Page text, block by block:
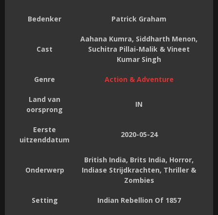
Bedenker Patrick Graham
Cast
Aahana Kumra, Siddharth Menon,
Suchitra Pillai-Malik & Vineet
Kumar Singh
Genre Action & Adventure
Land van
oorsprong
IN
Eerste
uitzenddatum
2020-05-24
Onderwerp
British India, Brits India, Horror,
Indiase Strijdkrachten, Thriller &
Zombies
Setting Indian Rebellion Of 1857